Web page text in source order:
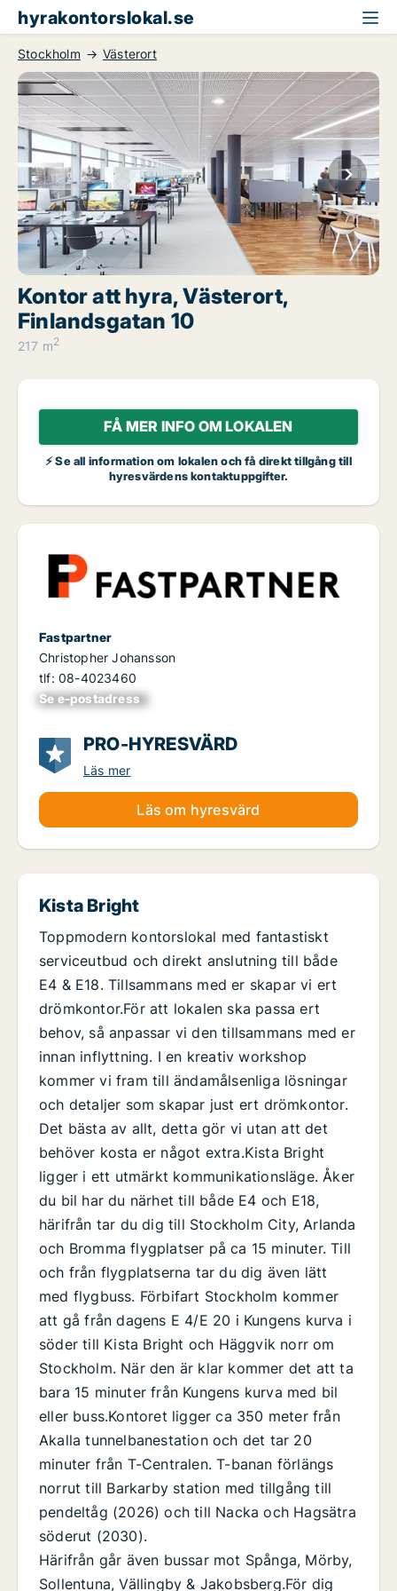
hyrakontorslokal.se
Stockholm Västerort
Kontor att hyra, Västerort,
Finlandsgatan 10
217 m2
FÅ MER INFO OM LOKALEN
⚡ Se all information om lokalen och få direkt tillgång till
hyresvärdens kontaktuppgifter.
Fastpartner
Christopher Johansson
tlf: 08-4023460
Se e-postadress
xxxxxxxxxxxxxxx
PRO-HYRESVÄRD
Läs mer
Läs om hyresvärd
Kista Bright
Toppmodern kontorslokal med fantastiskt
serviceutbud och direkt anslutning till både
E4 & E18. Tillsammans med er skapar vi ert
drömkontor.För att lokalen ska passa ert
behov, så anpassar vi den tillsammans med er
innan inflyttning. I en kreativ workshop
kommer vi fram till ändamålsenliga lösningar
och detaljer som skapar just ert drömkontor.
Det bästa av allt, detta gör vi utan att det
behöver kosta er något extra.Kista Bright
ligger i ett utmärkt kommunikationsläge. Åker
du bil har du närhet till både E4 och E18,
härifrån tar du dig till Stockholm City, Arlanda
och Bromma flygplatser på ca 15 minuter. Till
och från flygplatserna tar du dig även lätt
med flygbuss. Förbifart Stockholm kommer
att gå från dagens E 4/E 20 i Kungens kurva i
söder till Kista Bright och Häggvik norr om
Stockholm. När den är klar kommer det att ta
bara 15 minuter från Kungens kurva med bil
eller buss.Kontoret ligger ca 350 meter från
Akalla tunnelbanestation och det tar 20
minuter från T-Centralen. T-banan förlängs
norrut till Barkarby station med tillgång till
pendeltåg (2026) och till Nacka och Hagsätra
söderut (2030).
Härifrån går även bussar mot Spånga, Mörby,
Sollentuna, Vällingby & Jakobsberg.För dig